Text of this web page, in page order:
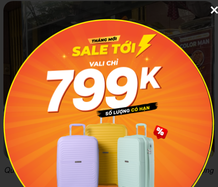
Quầy đồ ăn đầy ụ các loại toppinh của Quán cơm cây Phượng
Ảnh: Foody